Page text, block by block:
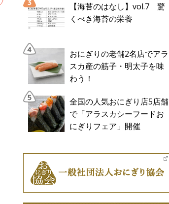
【海苔のはなし】vol.7 驚
くべき海苔の栄養
おにぎりの老舗2名店でアラ
スカ産の筋子・明太子を味
わう！
全国の人気おにぎり店5店舗
で「アラスカシーフードお
にぎりフェア」開催